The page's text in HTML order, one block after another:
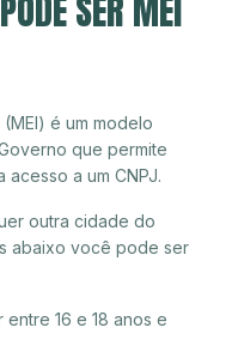
SER MEI
é um modelo
que permite
a um CNPJ.
outra cidade do
abaixo você pode ser
16 e 18 anos e